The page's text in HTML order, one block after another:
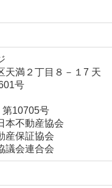
天満２丁目８－１7 天
号
第10705号
本不動産協会
産保証協会
議会連合会